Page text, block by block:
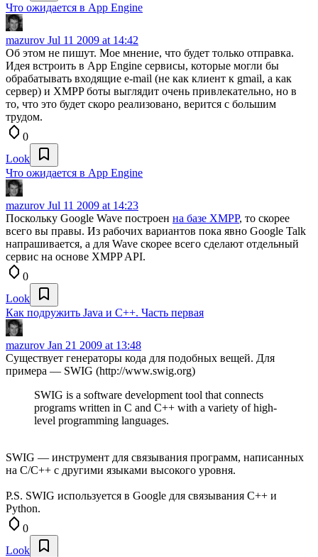
Что ожидается в App Engine
mazurov Jul 11 2009 at 14:42
Об этом не пишут. Мое мнение, что будет только отправка.
Идея встроить в App Engine сервисы, которые могли бы
обрабатывать входящие e-mail (не как клиент к gmail, а как
сервер) и XMPP боты выглядит очень привлекательно, но в
то, что это будет скоро реализовано, верится с большим
трудом.
0
Look
Что ожидается в App Engine
mazurov Jul 11 2009 at 14:23
Поскольку Google Wave построен на базе XMPP, то скорее
всего вы правы. Из рабочих вариантов пока явно Google Talk
напрашивается, а для Wave скорее всего сделают отдельный
сервис на основе XMPP API.
0
Look
Как подружить Java и C++. Часть первая
mazurov Jan 21 2009 at 13:48
Существует генераторы кода для подобных вещей. Для
примера — SWIG (http://www.swig.org)
SWIG is a software development tool that connects
programs written in C and C++ with a variety of high-
level programming languages.
SWIG — инструмент для связывания программ, написанных
на C/C++ с другими языками высокого уровня.
P.S. SWIG используется в Google для связывания C++ и
Python.
0
Look